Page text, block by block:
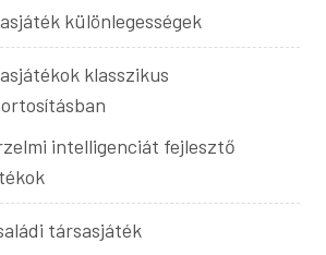
különlegességek
klasszikus
intelligenciát fejlesztő
társasjáték